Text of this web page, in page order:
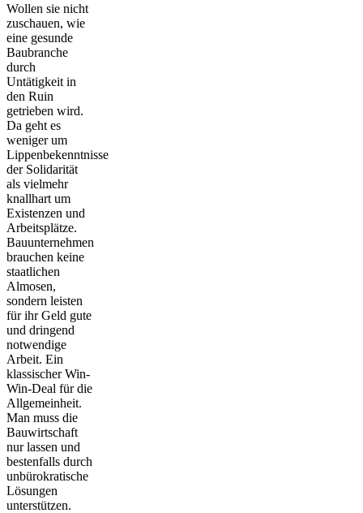
Wollen sie nicht
zuschauen, wie
eine gesunde
Baubranche
durch
Untätigkeit in
den Ruin
getrieben wird.
Da geht es
weniger um
Lippenbekenntnisse
der Solidarität
als vielmehr
knallhart um
Existenzen und
Arbeitsplätze.
Bauunternehmen
brauchen keine
staatlichen
Almosen,
sondern leisten
für ihr Geld gute
und dringend
notwendige
Arbeit. Ein
klassischer Win-
Win-Deal für die
Allgemeinheit.
Man muss die
Bauwirtschaft
nur lassen und
bestenfalls durch
unbürokratische
Lösungen
unterstützen.